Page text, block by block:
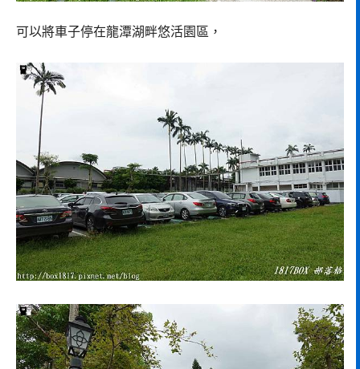
可以將車子停在龍潭湖畔悠活園區，